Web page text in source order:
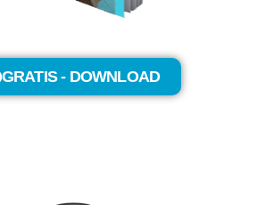
GRATIS - DOWNLOAD